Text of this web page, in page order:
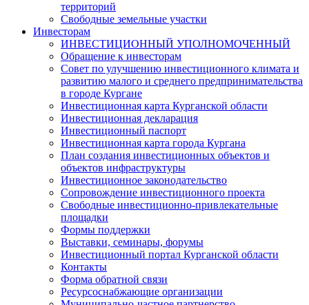
территорий
Свободные земельные участки
Инвесторам
ИНВЕСТИЦИОННЫЙ УПОЛНОМОЧЕННЫЙ
Обращение к инвесторам
Совет по улучшению инвестиционного климата и
развитию малого и среднего предпринимательства
в городе Кургане
Инвестиционная карта Курганской области
Инвестиционная декларация
Инвестиционный паспорт
Инвестиционная карта города Кургана
План создания инвестиционных объектов и
объектов инфраструктуры
Инвестиционное законодательство
Сопровождение инвестиционного проекта
Свободные инвестиционно-привлекательные
площадки
Формы поддержки
Выставки, семинары, форумы
Инвестиционный портал Курганской области
Контакты
Форма обратной связи
Ресурсоснабжающие организации